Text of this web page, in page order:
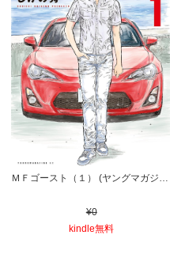
ＭＦゴースト（１） (ヤングマガジンコミックス)
¥0
kindle無料